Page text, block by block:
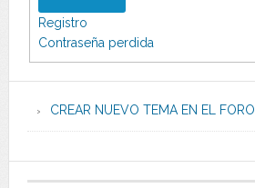
Registro
Contraseña perdida
CREAR NUEVO TEMA EN EL FORO